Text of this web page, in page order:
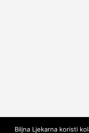
Biljna Ljekarna koristi